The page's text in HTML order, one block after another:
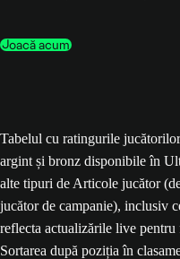
Joacă acum
Tabelul cu ratingurile
argint și bronz disponibile în
alte tipuri de Articole jucător
jucător de campanie), inclusiv
reflecta actualizările live
Sortarea după poziția în